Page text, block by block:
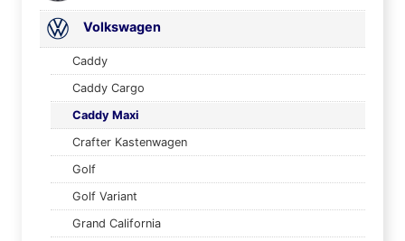
Volkswagen
Caddy
Caddy Cargo
Caddy Maxi
Crafter Kastenwagen
Golf
Golf Variant
Grand California